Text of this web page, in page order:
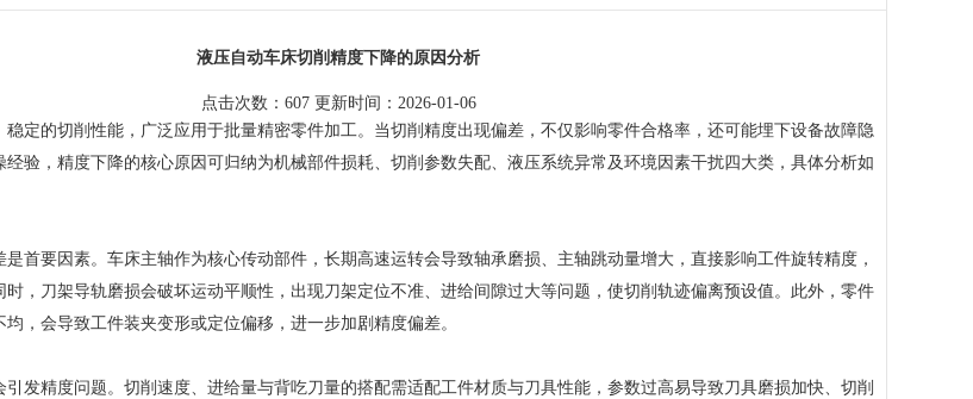
液压自动车床切削精度下降的原因分析
点击次数：607 更新时间：2026-01-06
的切削性能，广泛应用于批量精密零件加工。当切削精度出现偏差，不仅影响零件合格率，还可能埋下设备故障隐
验，精度下降的核心原因可归纳为机械部件损耗、切削参数失配、液压系统异常及环境因素干扰四大类，具体分析如
要因素。车床主轴作为核心传动部件，长期高速运转会导致轴承磨损、主轴跳动量增大，直接影响工件旋转精度，
，刀架导轨磨损会破坏运动平顺性，出现刀架定位不准、进给间隙过大等问题，使切削轨迹偏离预设值。此外，零件
，会导致工件装夹变形或定位偏移，进一步加剧精度偏差。
精度问题。切削速度、进给量与背吃刀量的搭配需适配工件材质与刀具性能，参数过高易导致刀具磨损加快、切削